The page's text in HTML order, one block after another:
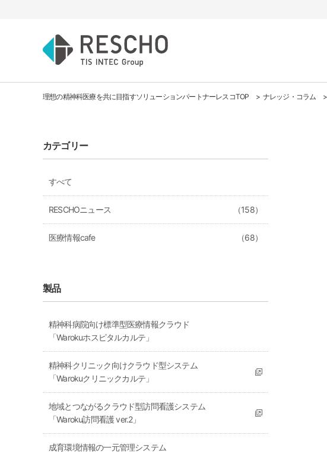
理想の精神科医療を共に目指すソリューションパートナーレスコTOP ナレッジ・コラム
カテゴリー
すべて
RESCHOニュース （158）
医療情報cafe （68）
製品
精神科病院向け標準型医療情報クラウド
「Warokuホスピタルカルテ」
精神科クリニック向けクラウド型システム
「Warokuクリニックカルテ」
地域とつながるクラウド型訪問看護システム
「Waroku訪問看護 ver.2」
成育環境情報の一元管理システム